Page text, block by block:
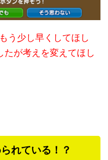
う少し早くしてほし
が考えを変えてほし
れている！？